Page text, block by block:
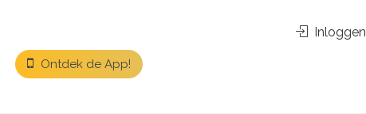
Ontdek de App!
Inloggen